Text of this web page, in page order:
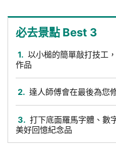
必去景點 Best 3
1. 以小槌的簡單敲打技工
作品
2. 達人師傅會在最後為您
3. 打下底面羅馬字體、數
美好回憶紀念品